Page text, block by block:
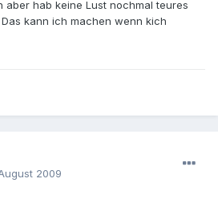
aber hab keine Lust nochmal teures
kann ich machen wenn kich
2009